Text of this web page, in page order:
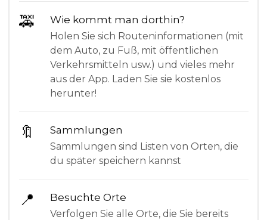
🚕 Wie kommt man dorthin?
Holen Sie sich Routeninformationen (mit
dem Auto, zu Fuß, mit öffentlichen
Verkehrsmitteln usw.) und vieles mehr
aus der App. Laden Sie sie kostenlos
herunter!
🔖 Sammlungen
Sammlungen sind Listen von Orten, die
du später speichern kannst
📍 Besuchte Orte
Verfolgen Sie alle Orte, die Sie bereits